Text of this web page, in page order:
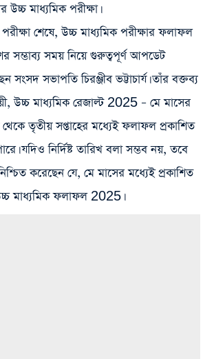
উচ্চ মাধ্যমিক পরীক্ষা।
শেষে, উচ্চ মাধ্যমিক পরীক্ষার ফলাফল
সম্ভাব্য সময় নিয়ে গুরুত্বপূর্ণ আপডেট
সংসদ সভাপতি চিরঞ্জীব ভট্টাচার্য। তাঁর বক্তব্য
উচ্চ মাধ্যমিক রেজাল্ট 2025 – মে মাসের
থেকে তৃতীয় সপ্তাহের মধ্যেই ফলাফল প্রকাশিত
যদিও নির্দিষ্ট তারিখ বলা সম্ভব নয়, তবে
করেছেন যে, মে মাসের মধ্যেই প্রকাশিত
মাধ্যমিক ফলাফল 2025।